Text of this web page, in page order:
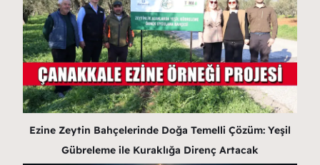
Ezine Zeytin Bahçelerinde Doğa Temelli Çözüm: Yeşil
Gübreleme ile Kuraklığa Direnç Artacak